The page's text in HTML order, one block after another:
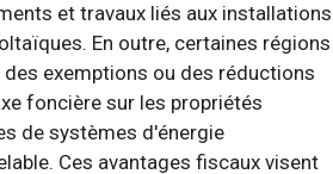
et travaux liés aux installations
En outre, certaines régions
exemptions ou des réductions
foncière sur les propriétés
de systèmes d'énergie
Ces avantages fiscaux visent